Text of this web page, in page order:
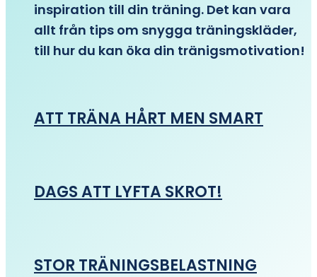
inspiration till din träning. Det kan vara
allt från tips om snygga träningskläder,
till hur du kan öka din tränigsmotivation!
ATT TRÄNA HÅRT MEN SMART
DAGS ATT LYFTA SKROT!
STOR TRÄNINGSBELASTNING